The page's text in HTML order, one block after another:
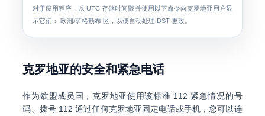
对于应用程序，以 UTC 存储时间戳并使用以下命令向克罗地亚用户显
示它们：欧洲/萨格勒布 区，以便自动处理 DST 更改。
克罗地亚的安全和紧急电话
作为欧盟成员国，克罗地亚使用该标准 112 紧急情况的号
码。拨号 112 通过任何克罗地亚固定电话或手机，您可以连